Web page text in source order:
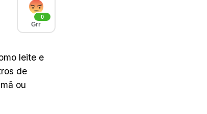
0
Grr
leite e
de
ou